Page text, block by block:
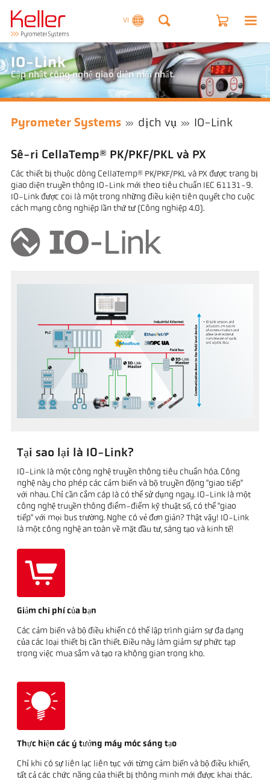
VI
IO-Link
Cập nhật công nghệ giao diện mới nhất.
Pyrometer Systems dịch vụ IO-Link
Sê-ri CellaTemp® PK/PKF/PKL và PX
Các thiết bị thuộc dòng CellaTemp® PK/PKF/PKL và PX được trang bị
giao diện truyền thông IO-Link mới theo tiêu chuẩn IEC 61131-9.
IO-Link được coi là một trong những điều kiện tiên quyết cho cuộc
cách mạng công nghiệp lần thứ tư (Công nghiệp 4.0).
Tại sao lại là IO-Link?
IO-Link là một công nghệ truyền thông tiêu chuẩn hóa. Công
nghệ này cho phép các cảm biến và bộ truyền động "giao tiếp"
với nhau. Chỉ cần cắm cáp là có thể sử dụng ngay. IO-Link là một
công nghệ truyền thông điểm-điểm kỹ thuật số, có thể "giao
tiếp" với mọi bus trường. Nghe có vẻ đơn giản? Thật vậy! IO-Link
là một công nghệ an toàn về mặt đầu tư, sáng tạo và kinh tế!
Giảm chi phí của bạn
Các cảm biến và bộ điều khiển có thể lập trình giảm sự đa dạng
của các loại thiết bị cần thiết. Điều này làm giảm sự phức tạp
trong việc mua sắm và tạo ra không gian trong kho.
Thực hiện các ý tưởng máy móc sáng tạo
Chỉ khi có sự liên lạc liên tục với từng cảm biến và bộ điều khiển,
tất cả các chức năng của thiết bị thông minh mới được khai thác.